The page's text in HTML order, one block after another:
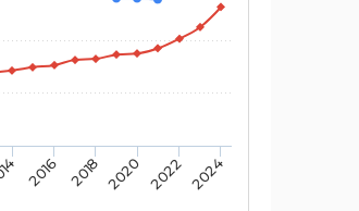
2016 2018 2020 2022 2024